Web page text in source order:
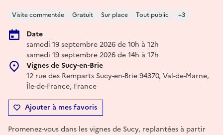
Visite commentée Gratuit Sur place Tout public +3
Date
samedi 19 septembre 2026 de 10h à 12h
samedi 19 septembre 2026 de 14h à 17h
Vignes de Sucy-en-Brie
12 rue des Remparts Sucy-en-Brie 94370, Val-de-Marne,
Île-de-France, France
Ajouter à mes favoris
Promenez-vous dans les vignes de Sucy, replantées à partir